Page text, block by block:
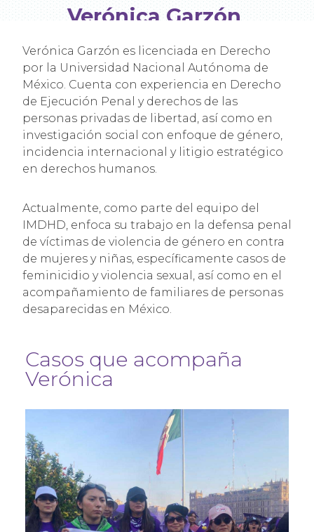
Verónica Garzón
Verónica Garzón es licenciada en Derecho
por la Universidad Nacional Autónoma de
México. Cuenta con experiencia en Derecho
de Ejecución Penal y derechos de las
personas privadas de libertad, así como en
investigación social con enfoque de género,
incidencia internacional y litigio estratégico
en derechos humanos.
Actualmente, como parte del equipo del
IMDHD, enfoca su trabajo en la defensa penal
de víctimas de violencia de género en contra
de mujeres y niñas, específicamente casos de
feminicidio y violencia sexual, así como en el
acompañamiento de familiares de personas
desaparecidas en México.
Casos que acompaña
Verónica